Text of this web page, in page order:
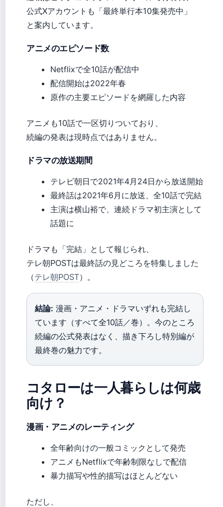
公式Xアカウントも「最終単行本10集発売中」
と案内しています。
アニメのエピソード数
Netflixで全10話が配信中
配信開始は2022年春
原作の主要エピソードを網羅した内容
アニメも10話で一区切りついており、
続編の発表は現時点ではありません。
ドラマの放送期間
テレビ朝日で2021年4月24日から放送開始
最終話は2021年6月に放送、全10話で完結
主演は横山裕で、連続ドラマ初主演として
話題に
ドラマも「完結」として報じられ、
テレ朝POSTは最終話の見どころを特集しました
（テレ朝POST）。
結論: 漫画・アニメ・ドラマいずれも完結し
ています（すべて全10話／巻）。今のところ
続編の公式発表はなく、描き下ろし特別編が
最終巻の魅力です。
コタローは一人暮らしは何歳
向け？
漫画・アニメのレーティング
全年齢向けの一般コミックとして発売
アニメもNetflixで年齢制限なしで配信
暴力描写や性的描写はほとんどない
ただし、